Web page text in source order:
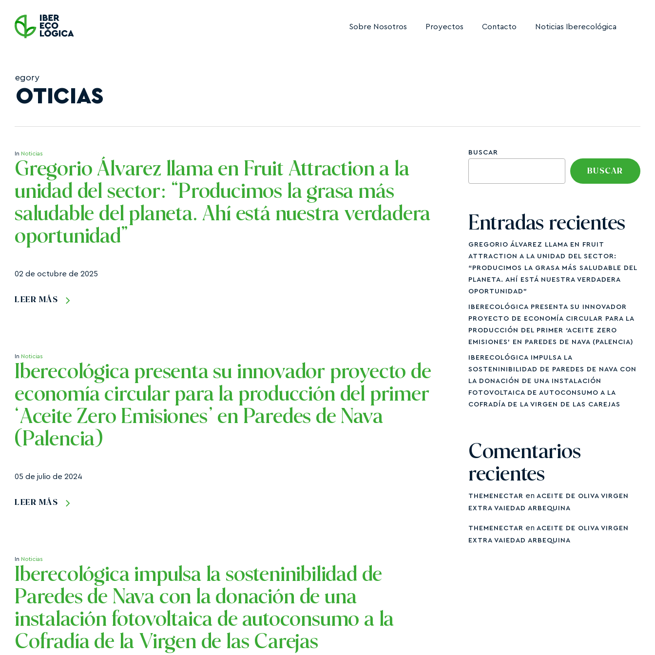
main
Sobre Nosotros Proyectos Contacto Noticias Iberecológica
Category
NOTICIAS
In Noticias
Gregorio Álvarez llama en Fruit Attraction a la
unidad del sector: “Producimos la grasa más
saludable del planeta. Ahí está nuestra verdadera
oportunidad”
02 de octubre de 2025
LEER MÁS
In Noticias
Iberecológica presenta su innovador proyecto de
economía circular para la producción del primer
‘Aceite Zero Emisiones’ en Paredes de Nava
(Palencia)
05 de julio de 2024
LEER MÁS
In Noticias
Iberecológica impulsa la sosteninibilidad de
Paredes de Nava con la donación de una
instalación fotovoltaica de autoconsumo a la
Cofradía de la Virgen de las Carejas
BUSCAR
BUSCAR
Entradas recientes
GREGORIO ÁLVAREZ LLAMA EN FRUIT
ATTRACTION A LA UNIDAD DEL SECTOR:
“PRODUCIMOS LA GRASA MÁS SALUDABLE DEL
PLANETA. AHÍ ESTÁ NUESTRA VERDADERA
OPORTUNIDAD”
IBERECOLÓGICA PRESENTA SU INNOVADOR
PROYECTO DE ECONOMÍA CIRCULAR PARA LA
PRODUCCIÓN DEL PRIMER ‘ACEITE ZERO
EMISIONES’ EN PAREDES DE NAVA (PALENCIA)
IBERECOLÓGICA IMPULSA LA
SOSTENINIBILIDAD DE PAREDES DE NAVA CON
LA DONACIÓN DE UNA INSTALACIÓN
FOTOVOLTAICA DE AUTOCONSUMO A LA
COFRADÍA DE LA VIRGEN DE LAS CAREJAS
Comentarios
recientes
THEMENECTAR en ACEITE DE OLIVA VIRGEN
EXTRA VAIEDAD ARBEQUINA
THEMENECTAR en ACEITE DE OLIVA VIRGEN
EXTRA VAIEDAD ARBEQUINA